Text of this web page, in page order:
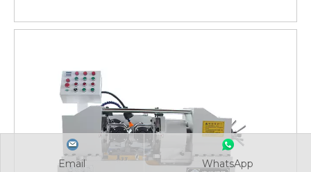
Email WhatsApp